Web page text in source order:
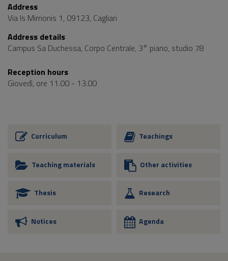
Address
Via Is Mirrionis 1, 09123, Cagliari
Address details
Campus Sa Duchessa, Corpo Centrale, 3° piano, studio 78
Reception hours
Giovedì, ore 11.00 - 13.00
Curriculum Teachings
Teaching materials Other activities
Thesis Research
Notices Agenda